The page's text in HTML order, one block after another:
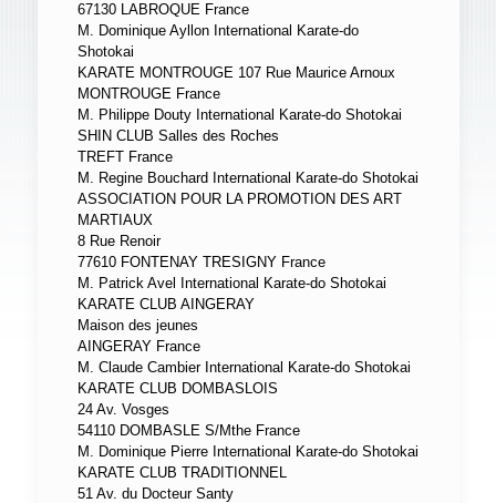
67130 LABROQUE France
M. Dominique Ayllon International Karate-do
Shotokai
KARATE MONTROUGE 107 Rue Maurice Arnoux
MONTROUGE France
M. Philippe Douty International Karate-do Shotokai
SHIN CLUB Salles des Roches
TREFT France
M. Regine Bouchard International Karate-do Shotokai
ASSOCIATION POUR LA PROMOTION DES ART
MARTIAUX
8 Rue Renoir
77610 FONTENAY TRESIGNY France
M. Patrick Avel International Karate-do Shotokai
KARATE CLUB AINGERAY
Maison des jeunes
AINGERAY France
M. Claude Cambier International Karate-do Shotokai
KARATE CLUB DOMBASLOIS
24 Av. Vosges
54110 DOMBASLE S/Mthe France
M. Dominique Pierre International Karate-do Shotokai
KARATE CLUB TRADITIONNEL
51 Av. du Docteur Santy